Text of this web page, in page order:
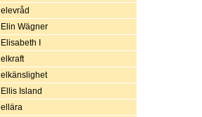
elevråd
Elin Wägner
Elisabeth I
elkraft
elkänslighet
Ellis Island
ellära